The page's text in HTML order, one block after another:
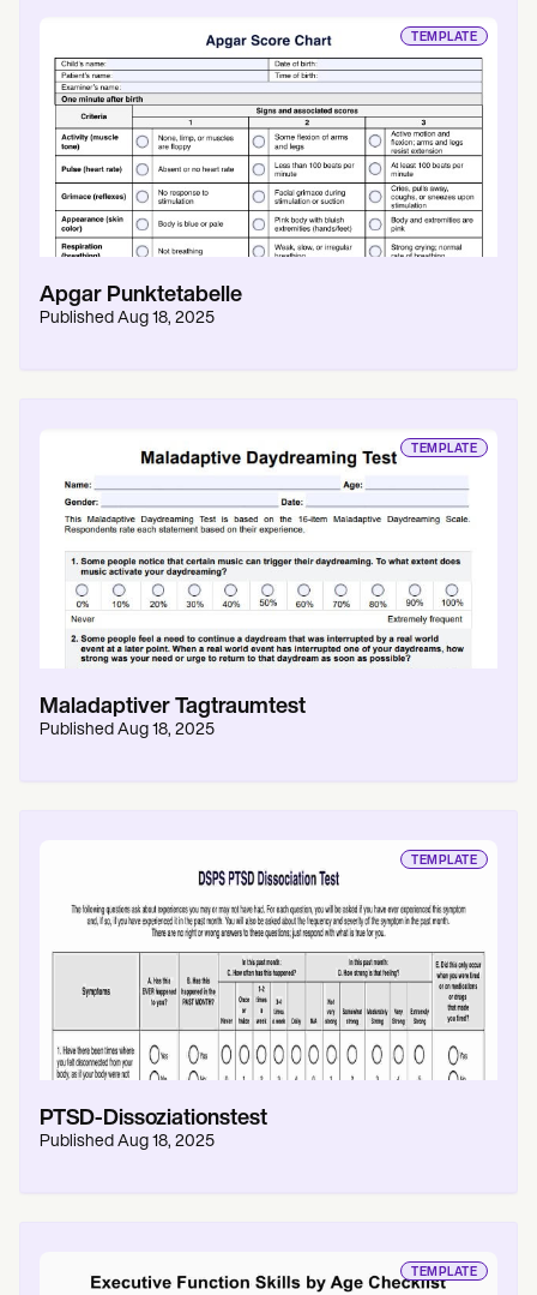
TEMPLATE
Apgar Punktetabelle
Published Aug 18, 2025
TEMPLATE
Maladaptiver Tagtraumtest
Published Aug 18, 2025
TEMPLATE
PTSD-Dissoziationstest
Published Aug 18, 2025
TEMPLATE